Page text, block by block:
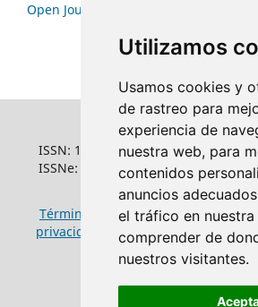
Utilizamos
Usamos cookies y
de rastreo para
experiencia de
nuestra web, para
contenidos
anuncios
el tráfico en
comprender de
nuestros visitantes.
Open Journal Systems
ISSN: 1022-6508
ISSNe: 1681-5653
Términos y condiciones de uso|
privacidad
Política de cookies